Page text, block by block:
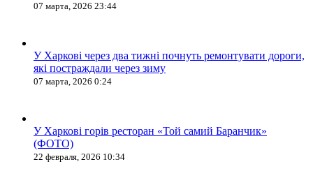
07 марта, 2026 23:44
У Харкові через два тижні почнуть ремонтувати дороги,
які постраждали через зиму
07 марта, 2026 0:24
У Харкові горів ресторан «Той самий Баранчик»
(ФОТО)
22 февраля, 2026 10:34